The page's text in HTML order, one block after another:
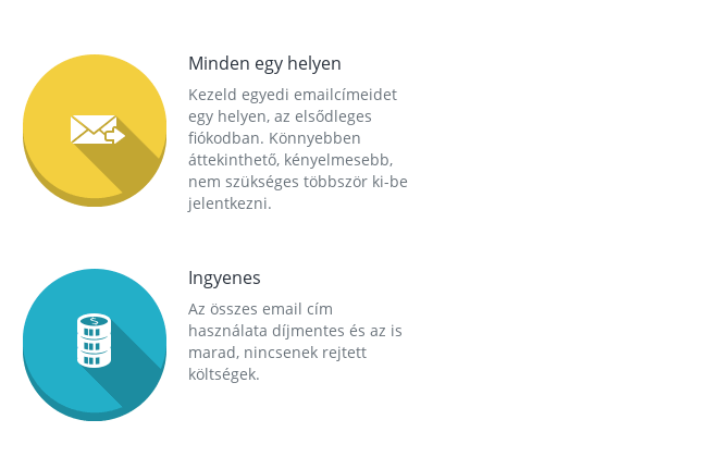
Minden egy helyen
Kezeld egyedi emailcímeidet
egy helyen, az elsődleges
fiókodban. Könnyebben
áttekinthető, kényelmesebb,
nem szükséges többször ki-be
jelentkezni.
Ingyenes
Az összes email cím
használata díjmentes és az is
marad, nincsenek rejtett
költségek.